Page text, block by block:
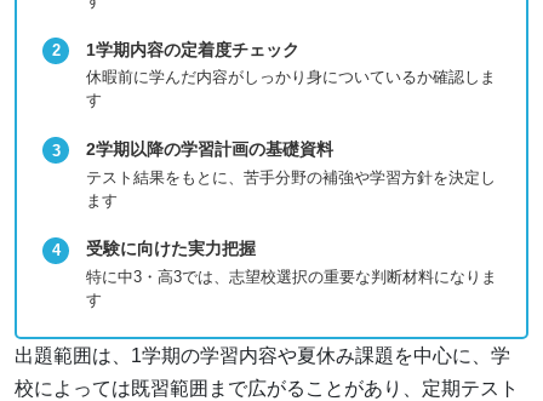
1学期内容の定着度チェック
休暇前に学んだ内容がしっかり身についているか確認しま
す
2学期以降の学習計画の基礎資料
テスト結果をもとに、苦手分野の補強や学習方針を決定し
ます
受験に向けた実力把握
特に中3・高3では、志望校選択の重要な判断材料になりま
す
出題範囲は、1学期の学習内容や夏休み課題を中心に、学
校によっては既習範囲まで広がることがあり、定期テスト